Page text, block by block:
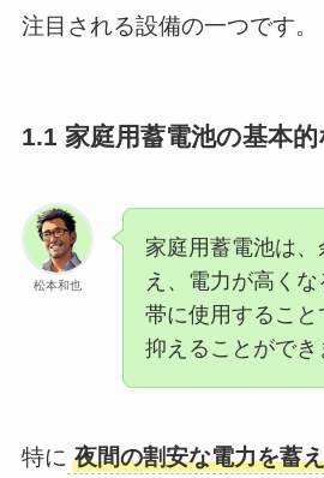
注目される設備の一つです。
1.1 家庭用蓄電池の基本
松本和也
家庭用蓄電池は
え、電力が高く
帯に使用すること
抑えることができ
特に 夜間の割安な電力を蓄